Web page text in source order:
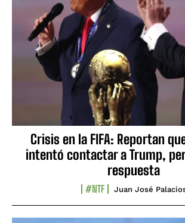
Crisis en la FIFA: Reportan
intentó contactar a Trump,
respuesta
#NTF Juan José